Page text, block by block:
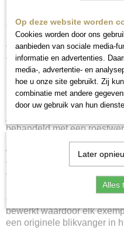
om een afspraak te maken.
Heb je een combinatie in
bekijken als set? Mail ons,
van jouw favoriete
toe.
behandeld met een
mooi blijft en het paneel
worden er diverse lagen
tinten. Alle soorten verf zijn
vervolgens met diverse
patroon goed naar voren
ook sierlijk wandpaneel.
bewerkt waardoor elk
een originele blikvanger in
Op deze website worden
Cookies worden door ons
aanbieden van sociale media-
informatie en advertenties.
media-, advertentie- en
hoe u onze site gebruikt. Zij
combinatie met andere
door uw gebruik van hun
Later
Alles